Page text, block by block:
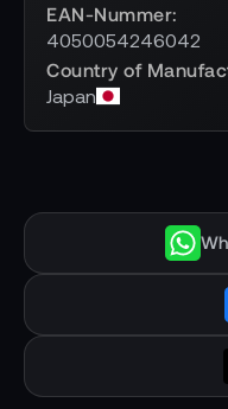
EAN-Nummer
4050054246042
Country of
Japan